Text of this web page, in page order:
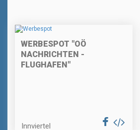
WERBESPOT "OÖ
NACHRICHTEN -
FLUGHAFEN"
Innviertel